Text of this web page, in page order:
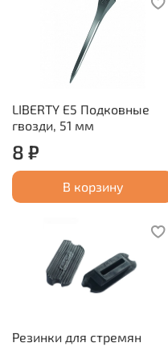
LIBERTY E5 Подковные
гвозди, 51 мм
8 ₽
В корзину
Резинки для стремян